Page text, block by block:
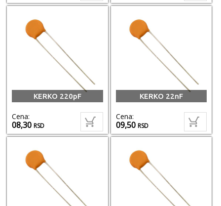
KERKO 220pF
Cena:
08,30RSD
KERKO 22nF
Cena:
09,50RSD